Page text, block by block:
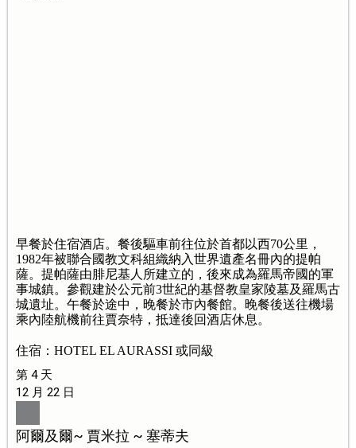
早餐於住宿酒店。餐後驅車前往位於首都以西70公里，
1982年被聯合國教文科組織納入世界遺產名冊內的提帕
薩。提帕薩由腓尼基人所建立的，後來成為羅馬帝國的軍
事城鎮。參觀建於公元前3世紀的基督教皇家陵墓及羅馬古
城遺址。午餐於途中，晚餐於市內餐館。晚餐後送往機場
乘內陸航機前往賈奈特，抵達後回酒店休息。
住宿：HOTEL EL AURASSI 或同級
第 4 天
12 月 22 日
阿爾及爾~ 賈米拉 ~ 塞蒂夫